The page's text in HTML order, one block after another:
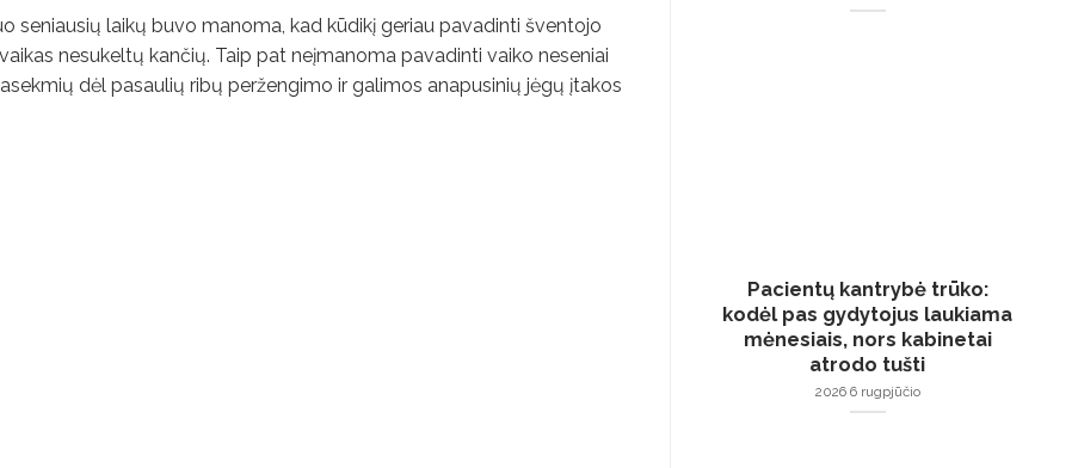
seniausių laikų buvo manoma, kad kūdikį geriau pavadinti šventojo
nesukeltų kančių. Taip pat neįmanoma pavadinti vaiko neseniai
dėl pasaulių ribų peržengimo ir galimos anapusinių jėgų įtakos
Pacientų kantrybė trūko:
kodėl pas gydytojus laukiama
mėnesiais, nors kabinetai
atrodo tušti
2026 6 rugpjūčio